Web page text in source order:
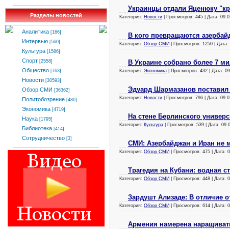
Разделы новостей
Аналитика [166]
Интервью [560]
Культура [1586]
Спорт [2558]
Общество [763]
Новости [30593]
Обзор СМИ [36362]
Политобозрение [480]
Экономика [4719]
Наука [1795]
Библиотека [414]
Сотрудничество [3]
Украинцы отдали Яценюку
Категория: Новости | Просмотров: 445 | Дата:
В кого превращаются
Категория: Обзор СМИ | Просмотров: 1250 | Дата:
В Украине собрано более 7
Категория: Экономика | Просмотров: 432 | Дата:
Эдуард Шармазанов
Категория: Новости | Просмотров: 796 | Дата:
На стене Берлинского
Категория: Культура | Просмотров: 539 | Дата:
СМИ: Азербайджан и Иран не
Категория: Обзор СМИ | Просмотров: 475 | Дата:
Трагедия на Кубани: водная
Категория: Обзор СМИ | Просмотров: 448 | Дата:
Зардушт Ализаде: В отличие
Категория: Обзор СМИ | Просмотров: 614 | Дата:
Армения намерена